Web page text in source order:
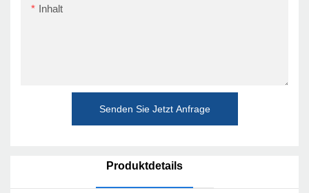
Inhalt
Senden Sie Jetzt Anfrage
Produktdetails